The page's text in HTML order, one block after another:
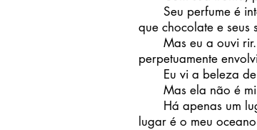
Seu perfume é
que chocolate e seus
Mas eu a ouvi rir.
perpetuamente
Eu vi a beleza de
Mas ela não é
Há apenas um
lugar é o meu